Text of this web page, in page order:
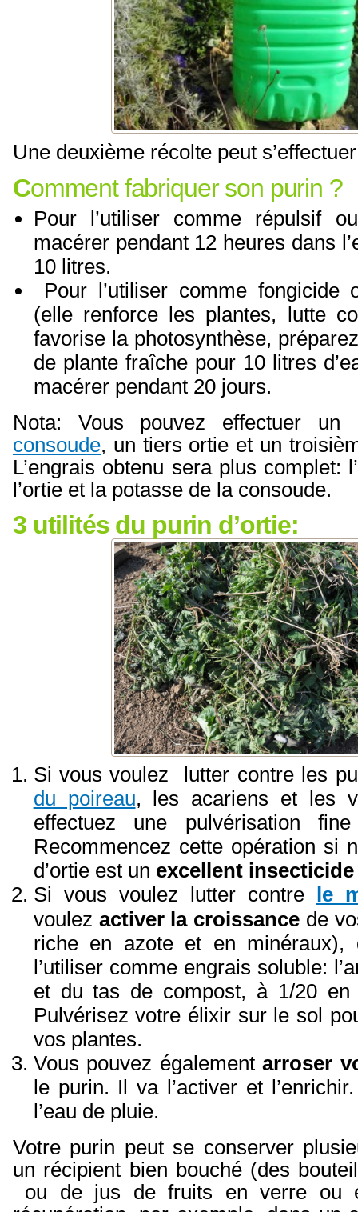
Une deuxième récolte peut
Comment fabriquer son purin ?
Pour l’utiliser comme répulsif
macérer pendant 12 heures dans
10 litres.
Pour l’utiliser comme fongicide
(elle renforce les plantes, lutte
favorise la photosynthèse,
de plante fraîche pour 10 litres
macérer pendant 20 jours.
Nota: Vous pouvez effectuer un
consoude, un tiers ortie et un
L’engrais obtenu sera plus complet:
l’ortie et la potasse de la consoude.
3 utilités du purin d’ortie:
Si vous voulez lutter contre les
du poireau, les acariens et les
effectuez une pulvérisation
Recommencez cette opération si
d’ortie est un excellent
Si vous voulez lutter contre le
voulez activer la croissance de
riche en azote et en minéraux),
l’utiliser comme engrais soluble:
et du tas de compost, à 1/20
Pulvérisez votre élixir sur le sol
vos plantes.
Vous pouvez égalementarroser
le purin. Il va l’activer et
l’eau de pluie.
Votre purin peut se conserver
un récipient bien bouché (des
ou de jus de fruits en verre ou